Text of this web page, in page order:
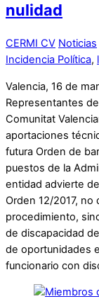
nulidad
CERMI CV Noticias
Incidencia Política,
Valencia, 16 de
Representantes
Comunitat
aportaciones
futura Orden de
puestos de la
entidad advierte
Orden 12/2017, no
procedimiento,
de discapacidad
de oportunidades
funcionario con